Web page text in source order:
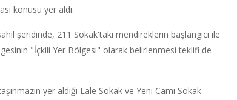
konusu yer aldı.
şeridinde, 211 Sokak'taki mendireklerin başlangıcı ile
"İçkili Yer Bölgesi" olarak belirlenmesi teklifi de
yer aldığı Lale Sokak ve Yeni Cami Sokak